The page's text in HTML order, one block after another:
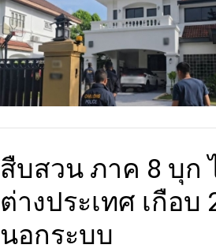
สืบสวน ภาค 8 บุก
ต่างประเทศ เกือ
นอกระบบ